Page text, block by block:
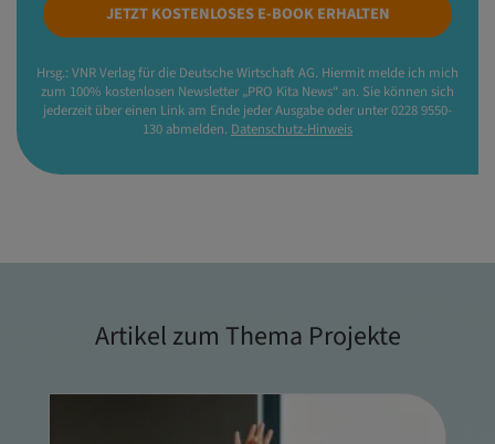
JETZT KOSTENLOSES E-BOOK ERHALTEN
Hrsg.: VNR Verlag für die Deutsche Wirtschaft AG. Hiermit melde ich mich
zum 100% kostenlosen Newsletter „PRO Kita News“ an. Sie können sich
jederzeit über einen Link am Ende jeder Ausgabe oder unter 0228 9550-
130 abmelden. Datenschutz-Hinweis
Artikel zum Thema Projekte